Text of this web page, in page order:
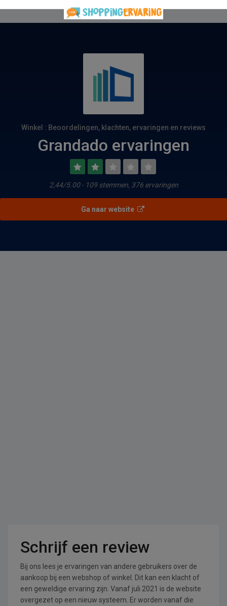
Winkel : Beoordelingen, klachten, ervaringen en reviews
Grandado ervaringen
2,44/5.00 - 109 stemmen, 376 ervaringen
Ga naar website
Schrijf een review
Bij ons lees je ervaringen van andere gebruikers over de
aankoop bij een webshop of winkel. Dit kan een klacht of
een geweldige ervaring zijn. Vanaf juli 2021 is de website
overgezet op een nieuw systeem. Er worden vanaf die